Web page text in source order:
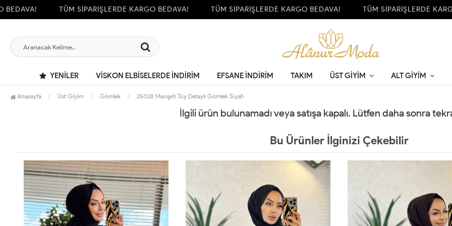
TÜM SİPARİŞLERDE KARGO BEDAVA! TÜM SİPARİŞLERDE KARGO BEDAVA! TÜM SİPARİŞLERDE
YENILER VİSKON ELBİSELERDE İNDİRİM EFSANE İNDİRİM TAKIM ÜST GIYIM ALT GIYIM
Anasayfa Üst Giyim Gömlek 25028 Manşeti Tüy Detaylı Gömlek Siyah
İlgili ürün bulunamadı veya satışa kapalı. Lütfen daha sonra
Bu Ürünler İlginizi Çekebilir